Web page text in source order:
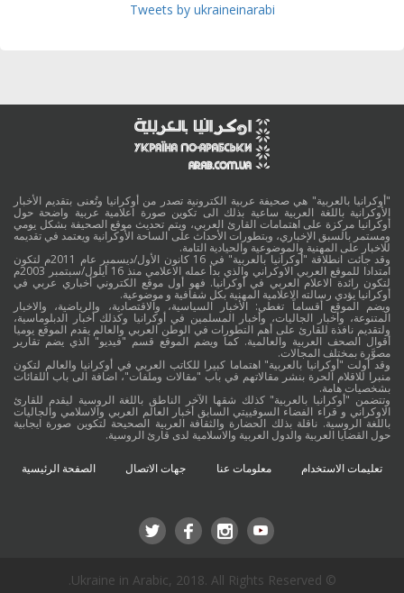
Tweets by ukraineinarabi
"أوكرانيا بالعربية" هي صحيفة عربية الكترونية تصدر من أوكرانيا وتُعنى بتقديم الأخبار
الأوكرانية باللغة العربية ساعية بذلك الى تكوين صورة اعلامية عربية واضحة حول
أوكرانيا مركزة على اهتمامات القارئ العربي، ويتم تحديث موقع الصحيفة بشكل يومي
ومستمر بالسبق الإخباري، وبتطورات الأحداث على الساحة الأوكرانية ويعتمد في تقديمه
للاخبار على المهنية والموضوعية والحيادية التامة.
وقد جائت انطلاقة "أوكرانيا بالعربية" في 16 كانون الأول/ديسمبر عام 2011م لتكون
امتدادا للموقع العربي الاوكراني والذي بدأ عمله الاعلامي منذ 16 أيلول/سبتمبر 2003م
لتكون رائدة الاعلام العربي في أوكرانيا. فهو أول موقع الكتروني أخباري عربي في
أوكرانيا يؤدي رسالته الاعلامية المهنية بكل شفافية و موضوعية.
ويضم الموقع أقساماً تغطي: الأخبار السياسية، والاقتصادية، والرياضية، والاخبار
المتنوعة، وأخبار الجاليات، وأخبار المسلمين في أوكرانيا وكذلك أخبار الدبلوماسية،
ولتقديم نافذة للقارئ على أهم التطورات في الوطن العربي والعالم يقدم الموقع يوميا
أقوال الصحف العربية والعالمية. كما ويضم الموقع قسم "فيديو" الذي يضم تقارير
مصوَّرة بمختلف المجالات.
وقد أولت "أوكرانيا بالعربية" اهتماما كبيرا للكاتب العربي في أوكرانيا والعالم لتكون
منبرا للاقلام الحرة بنشر مقالاتهم في باب "مقالات وملفات"، اضافة الى باب اللقائات
بشخصيات هامة.
وتتضمن "أوكرانيا بالعربية" كذلك شقها الآخر الناطق باللغة الروسية ليقدم للقارئ
الاوكراني و قراء الفضاء السوفييتي السابق أخبار العالم العربي والاسلامي والجاليات
باللغة الروسية. ناقلة بذلك الحضارة والثقافة العربية الصحيحة لتكوين صورة ايجابية
حول القضايا العربية والدول العربية والاسلامية لدى قارئ الروسية.
تعليمات الاستخدام معلومات عنا جهات الاتصال الصفحة الرئيسية
© Ukraine in Arabic, 2018. All Rights Reserved.